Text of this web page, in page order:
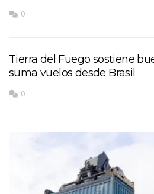
0
Tierra del Fuego sostiene
suma vuelos desde Brasil
0